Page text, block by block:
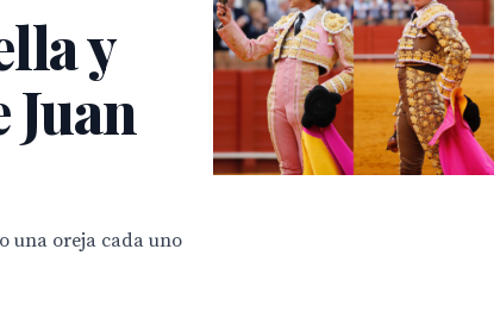
y
Juan
una oreja cada uno